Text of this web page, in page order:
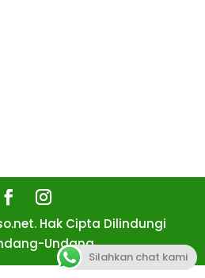
Hak Cipta Dilindungi
Undang.
Silahkan chat kami